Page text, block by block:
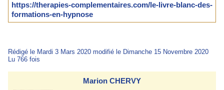
https://therapies-complementaires.com/le-livre-blanc-des-
formations-en-hypnose
Rédigé le Mardi 3 Mars 2020 modifié le Dimanche 15 Novembre 2020
Lu 766 fois
Marion CHERVY